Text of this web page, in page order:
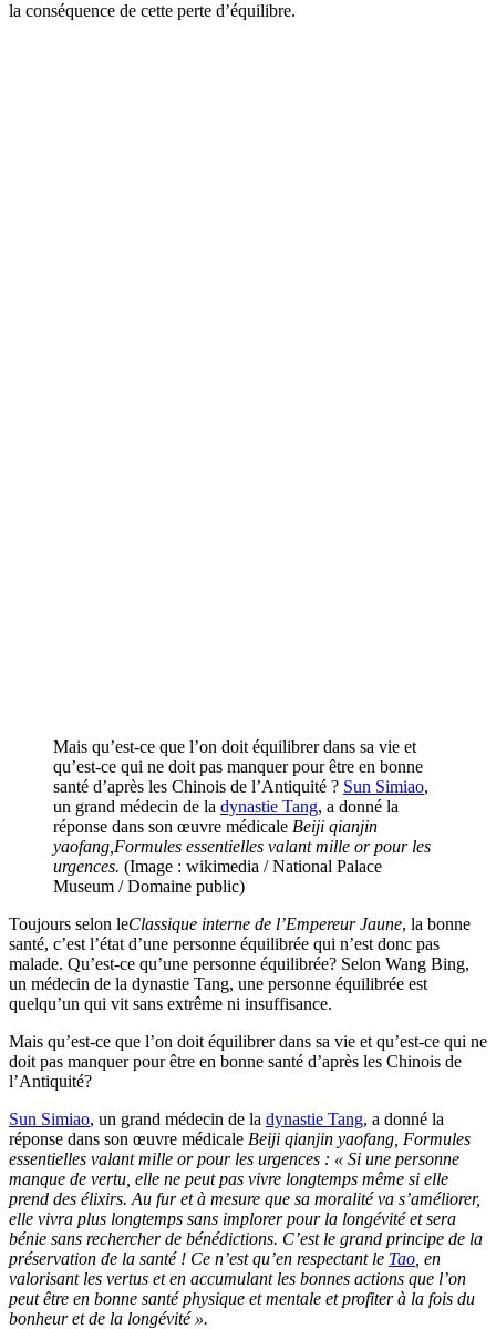
la conséquence de cette perte d’équilibre.
Mais qu’est-ce que l’on doit équilibrer dans sa vie et
qu’est-ce qui ne doit pas manquer pour être en bonne
santé d’après les Chinois de l’Antiquité ? Sun Simiao,
un grand médecin de la dynastie Tang, a donné la
réponse dans son œuvre médicale Beiji qianjin
yaofang,Formules essentielles valant mille or pour les
urgences. (Image : wikimedia / National Palace
Museum / Domaine public)
Toujours selon leClassique interne de l’Empereur Jaune, la bonne
santé, c’est l’état d’une personne équilibrée qui n’est donc pas
malade. Qu’est-ce qu’une personne équilibrée? Selon Wang Bing,
un médecin de la dynastie Tang, une personne équilibrée est
quelqu’un qui vit sans extrême ni insuffisance.
Mais qu’est-ce que l’on doit équilibrer dans sa vie et qu’est-ce qui ne
doit pas manquer pour être en bonne santé d’après les Chinois de
l’Antiquité?
Sun Simiao, un grand médecin de la dynastie Tang, a donné la
réponse dans son œuvre médicale Beiji qianjin yaofang, Formules
essentielles valant mille or pour les urgences : « Si une personne
manque de vertu, elle ne peut pas vivre longtemps même si elle
prend des élixirs. Au fur et à mesure que sa moralité va s’améliorer,
elle vivra plus longtemps sans implorer pour la longévité et sera
bénie sans rechercher de bénédictions. C’est le grand principe de la
préservation de la santé ! Ce n’est qu’en respectant le Tao , en
valorisant les vertus et en accumulant les bonnes actions que l’on
peut être en bonne santé physique et mentale et profiter à la fois du
bonheur et de la longévité ».